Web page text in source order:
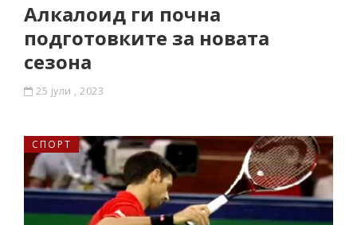
Алкалоид ги почна
подготовките за новата
сезона
25 јули , 2023
СПОРТ